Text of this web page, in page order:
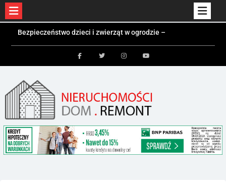
Bezpieczeństwo dzieci i zwierząt w ogrodzie –
jakie ogrodzenie wybrać?
Czym jest kontener mieszkalny i kiedy się
sprawdzi?
Kolektory słoneczne a fotowoltaika – różnice i
zastosowania